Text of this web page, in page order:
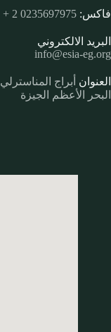
فاكس: 0235697975 2 +
البريد الالكتروني
info@esia-eg.org
العنوان
البحر الأعظم الجيزة